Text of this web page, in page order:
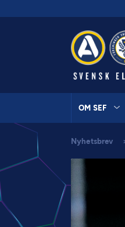
OM SEF
Nyhetsbrev